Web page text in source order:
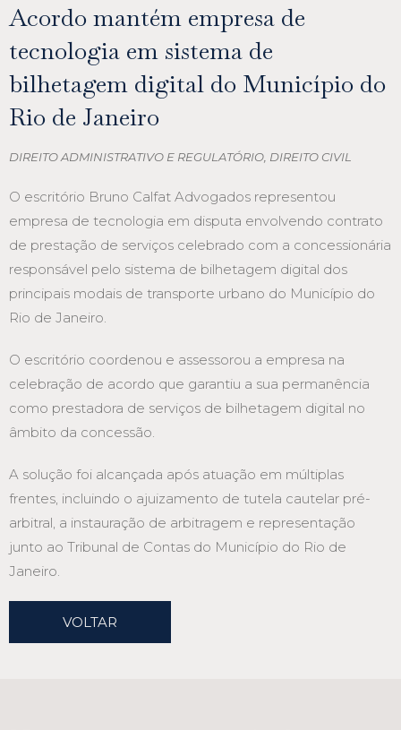
Acordo mantém empresa de
tecnologia em sistema de
bilhetagem digital do Município do
Rio de Janeiro
DIREITO ADMINISTRATIVO E REGULATÓRIO DIREITO CIVIL
O escritório Bruno Calfat Advogados representou
empresa de tecnologia em disputa envolvendo contrato
de prestação de serviços celebrado com a concessionária
responsável pelo sistema de bilhetagem digital dos
principais modais de transporte urbano do Município do
Rio de Janeiro.
O escritório coordenou e assessorou a empresa na
celebração de acordo que garantiu a sua permanência
como prestadora de serviços de bilhetagem digital no
âmbito da concessão.
A solução foi alcançada após atuação em múltiplas
frentes, incluindo o ajuizamento de tutela cautelar pré-
arbitral, a instauração de arbitragem e representação
junto ao Tribunal de Contas do Município do Rio de
Janeiro.
VOLTAR